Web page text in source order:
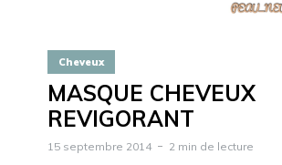
Cheveux
MASQUE CHEVEUX
REVIGORANT
15 septembre 2014 2 min de lecture